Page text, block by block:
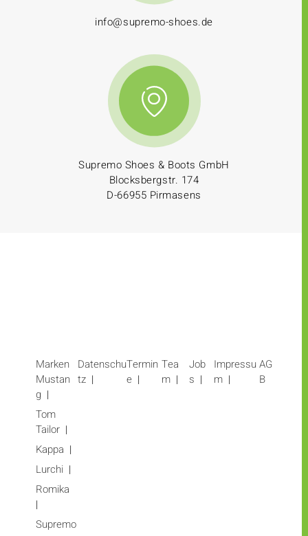
info@supremo-shoes.de
Supremo Shoes & Boots GmbH
Blocksbergstr. 174
D-66955 Pirmasens
Marken
Mustan
g
Tom
Tailor
Kappa
Lurchi
Romika
Supremo
Datenschu
tz
Termin
e
Tea
m
Job
s
Impressu
m
AG
B